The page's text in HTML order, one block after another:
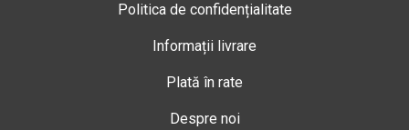
Politica de confidențialitate
Informații livrare
Plată în rate
Despre noi